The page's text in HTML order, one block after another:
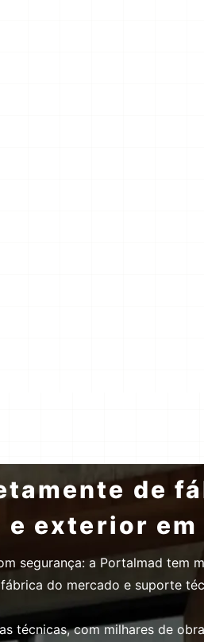
de
e exterior
segurança: a Portalmad tem
do mercado e suporte
técnicas, com milhares de